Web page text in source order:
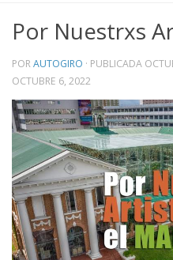
Por Nuestrxs
PORAUTOGIRO · PUBLICADA
OCTUBRE 6, 2022